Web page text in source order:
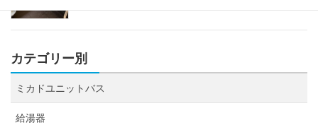
カテゴリー別
ミカドユニットバス
給湯器